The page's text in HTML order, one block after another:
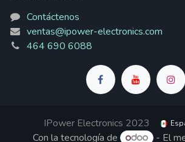
Contáctenos
ventas@ipower-electronics.com
464 690 6088
IPower Electronics 2023
Con la tecnología de - El